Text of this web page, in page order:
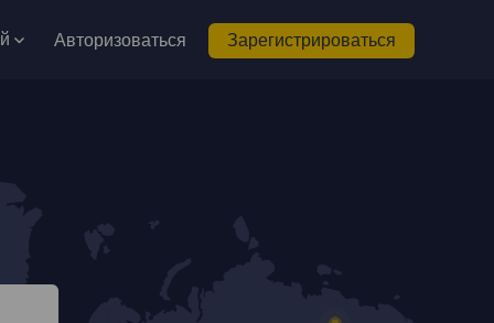
Авторизоваться Зарегистрироваться